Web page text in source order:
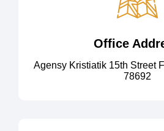
Office
Agensy Kristiatik 15th Street
78692